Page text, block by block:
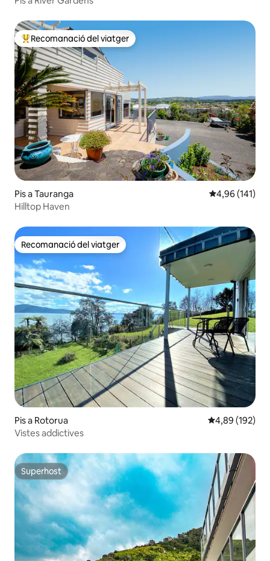
Principals recomanacions dels viatgers
Recomanació del viatger
Pis a Tauranga 4,96 de
4,96 (141)
Hilltop Haven
Recomanació del viatger
Recomanació del viatger
Pis a Rotorua 4,89 de
4,89 (192)
Vistes addictives
Superhost
Superhost